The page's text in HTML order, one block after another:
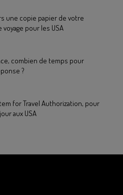
une copie papier de votre
pour les USA
combien de temps pour
?
for Travel Authorization, pour
aux USA